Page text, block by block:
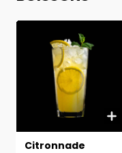
Citronnade